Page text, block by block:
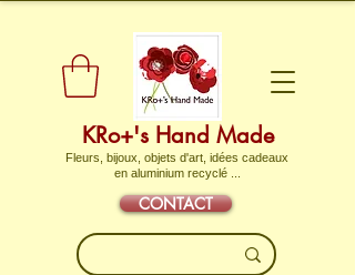
KRo+'s Hand Made
Fleurs, bijoux, objets d'art, idées cadeaux
en aluminium recyclé ...
CONTACT